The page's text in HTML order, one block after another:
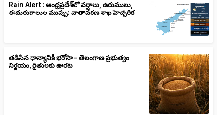
Rain Alert : ఆంధ్రప్రదేశ్‌లో వర్షాలు, ఉరుములు,
ఈదురుగాలుల ముప్పు: వాతావరణ శాఖ హెచ్చరిక
తడిసిన ధాన్యానికీ భరోసా – తెలంగాణ ప్రభుత్వం
నిర్ణయం, రైతులకు ఊరట